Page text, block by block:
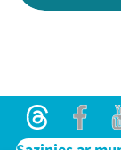
Threads